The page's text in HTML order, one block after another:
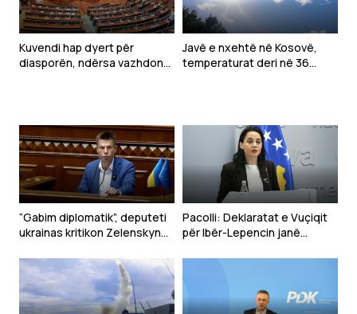
Kuvendi hap dyert për
diasporën, ndërsa vazhdon
Javë e nxehtë në Kosovë,
temperaturat deri në 36
“Gabim diplomatik”, deputeti
ukrainas kritikon Zelenskyn
Pacolli: Deklaratat e Vuçiqit
për Ibër-Lepencin janë
papranueshme